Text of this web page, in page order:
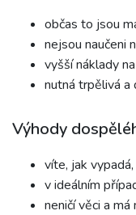
občas to jsou
nejsou naučeni
vyšší náklady
nutná trpělivá a
Výhody
víte, jak
v ideálním
neničí věci a